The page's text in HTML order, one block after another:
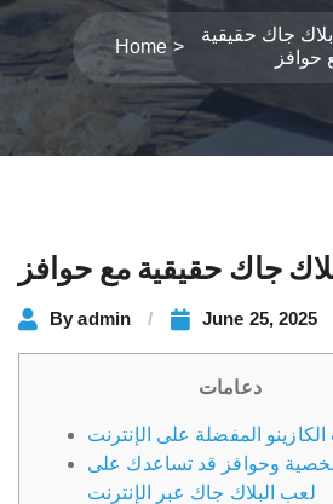
Home
جاك حقيقية
حوافز
جاك حقيقية مع حوافز
Byadmin June 25, 2025
دعامات
الكازينو المفضلة على الإنترنت
وحوافز قد تساعدك على
لعب البلاك جاك عبر الإنترنت